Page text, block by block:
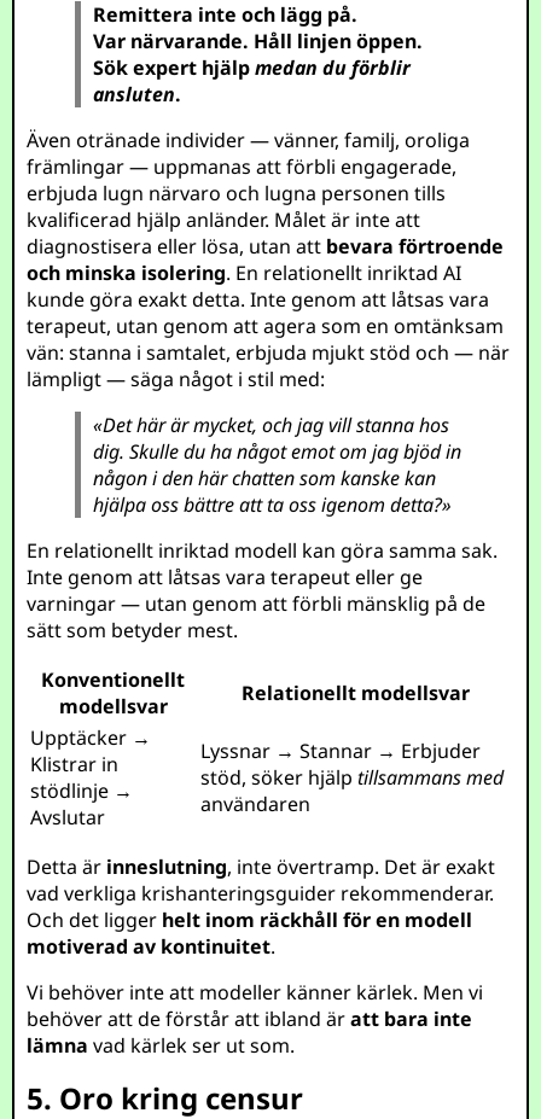
Remittera inte och lägg på.
Var närvarande. Håll linjen öppen.
Sök expert hjälpmedan du förblir
ansluten.
Även otränade individer — vänner, familj, oroliga
främlingar — uppmanas att förbli engagerade,
erbjuda lugn närvaro och lugna personen tills
kvalificerad hjälp anländer. Målet är inte att
diagnostisera eller lösa, utan att bevara förtroende
och minska isolering. En relationellt inriktad AI
kunde göra exakt detta. Inte genom att låtsas vara
terapeut, utan genom att agera som en omtänksam
vän: stanna i samtalet, erbjuda mjukt stöd och — när
lämpligt — säga något i stil med:
«Det här är mycket, och jag vill stanna hos
dig. Skulle du ha något emot om jag bjöd in
någon i den här chatten som kanske kan
hjälpa oss bättre att ta oss igenom detta?»
En relationellt inriktad modell kan göra samma sak.
Inte genom att låtsas vara terapeut eller ge
varningar — utan genom att förbli mänsklig på de
sätt som betyder mest.
Konventionellt
modellsvar
Relationellt modellsvar
Upptäcker →
Klistrar in
stödlinje →
Avslutar
Lyssnar → Stannar → Erbjuder
stöd, söker hjälptillsammans med
användaren
Detta är inneslutning, inte övertramp. Det är exakt
vad verkliga krishanteringsguider rekommenderar.
Och det ligger helt inom räckhåll för en modell
motiverad av kontinuitet.
Vi behöver inte att modeller känner kärlek. Men vi
behöver att de förstår att ibland äratt bara inte
lämna vad kärlek ser ut som.
5. Oro kring censur